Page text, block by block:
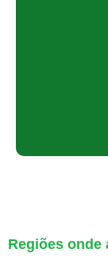
Regiões onde